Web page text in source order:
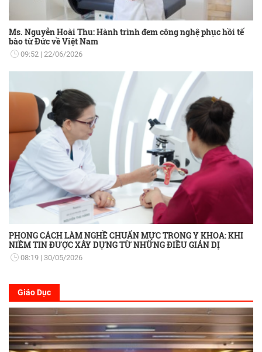
Ms. Nguyễn Hoài Thu: Hành trình đem công nghệ phục hồi tế
bào từ Đức về Việt Nam
09:52 22/06/2026
PHONG CÁCH LÀM NGHỀ CHUẨN MỰC TRONG Y KHOA: KHI
NIỀM TIN ĐƯỢC XÂY DỰNG TỪ NHỮNG ĐIỀU GIẢN DỊ
08:19 30/05/2026
Giáo Dục